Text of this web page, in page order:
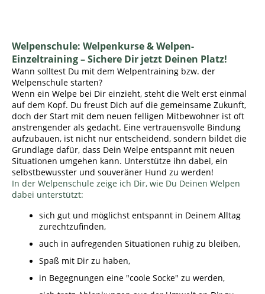
Welpenschule: Welpenkurse & Welpen-
Einzeltraining – Sichere Dir jetzt Deinen Platz!
Wann solltest Du mit dem Welpentraining bzw. der
Welpenschule starten?
Wenn ein Welpe bei Dir einzieht, steht die Welt erst einmal
auf dem Kopf. Du freust Dich auf die gemeinsame Zukunft,
doch der Start mit dem neuen felligen Mitbewohner ist oft
anstrengender als gedacht. Eine vertrauensvolle Bindung
aufzubauen, ist nicht nur entscheidend, sondern bildet die
Grundlage dafür, dass Dein Welpe entspannt mit neuen
Situationen umgehen kann. Unterstütze ihn dabei, ein
selbstbewusster und souveräner Hund zu werden!
In der Welpenschule zeige ich Dir, wie Du Deinen Welpen
dabei unterstützt:
sich gut und möglichst entspannt in Deinem Alltag
zurechtzufinden,
auch in aufregenden Situationen ruhig zu bleiben,
Spaß mit Dir zu haben,
in Begegnungen eine "coole Socke" zu werden,